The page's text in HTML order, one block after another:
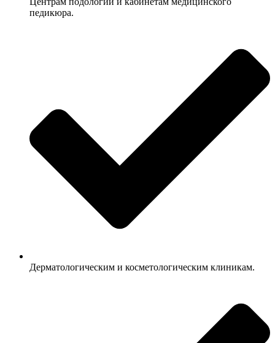
педикюра.
Дерматологическим и косметологическим клиникам.